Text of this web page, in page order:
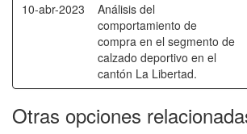
10-abr-2023
Análisis del
comportamiento de
compra en el segmento de
calzado deportivo en el
cantón La Libertad.
Otras opciones